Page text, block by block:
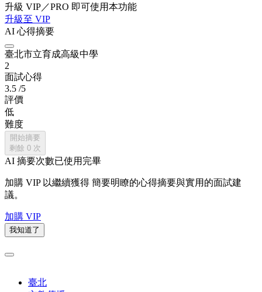
升級 VIP／PRO 即可使用本功能
升級至 VIP
AI 心得摘要
臺北市立育成高級中學
2
面試心得
3.5 /5
評價
低
難度
開始摘要
剩餘 0 次
AI 摘要次數已使用完畢
加購 VIP 以繼續獲得 簡要明瞭的心得摘要與實用的面試建
議。
加購 VIP
我知道了
臺北